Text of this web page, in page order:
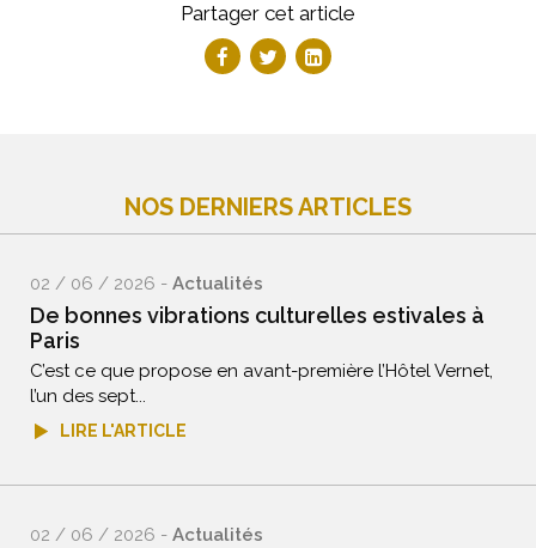
Partager cet article
NOS DERNIERS ARTICLES
02 / 06 / 2026 - Actualités
De bonnes vibrations culturelles estivales à
Paris
C’est ce que propose en avant-première l’Hôtel Vernet,
l’un des sept...
LIRE L'ARTICLE
02 / 06 / 2026 - Actualités